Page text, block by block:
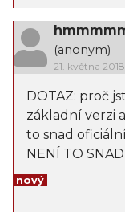
(anonym)
21. května 2018
DOTAZ: proč
základní verzi
to snad
NENÍ TO SNAD
nový